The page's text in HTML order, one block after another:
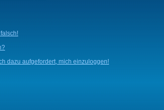
dazu aufgefordert, mich einzuloggen!